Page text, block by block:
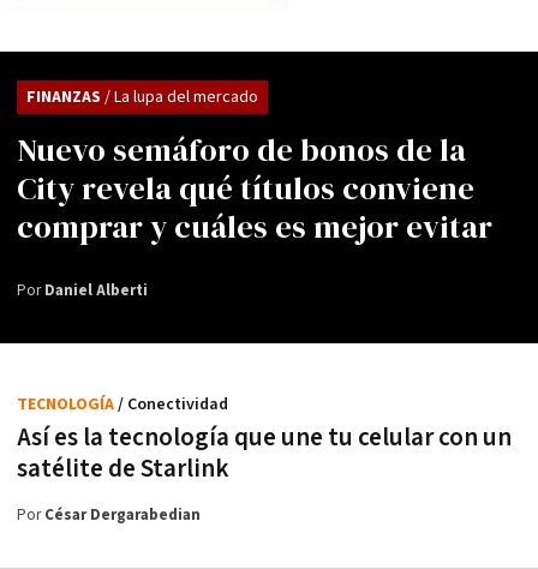
Nuevo semáforo de bonos de la
City revela qué títulos conviene
comprar y cuáles es mejor evitar
FINANZAS / La lupa del mercado
PorDaniel Alberti
Así es la tecnología que une tu celular con un
satélite de Starlink
TECNOLOGÍA/ Conectividad
PorCésar Dergarabedian